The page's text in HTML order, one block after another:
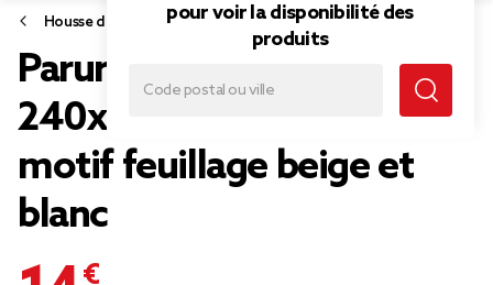
pour voir la disponibilité des
produits
Housse de couette et parure de lit
Parure de lit 2 personnes
240x220cm polyester
motif feuillage beige et
blanc
14,95 €